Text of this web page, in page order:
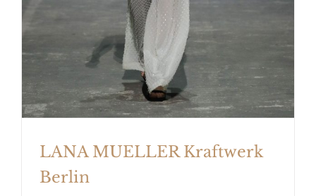
LANA MUELLER Kraftwerk
Berlin